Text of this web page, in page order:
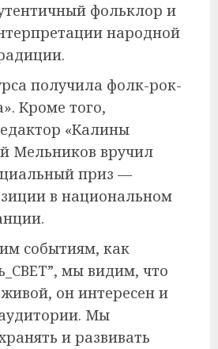
фольклор и
народной
получила фолк-рок-
Кроме того,
«Калины
Мельников вручил
приз —
в национальном
событиям, как
мы видим, что
он интересен и
Мы
и развивать